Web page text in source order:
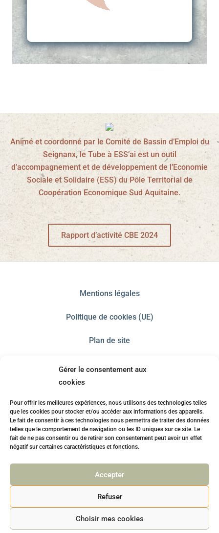
Gérer le consentement aux
cookies
Pour offrir les meilleures expériences, nous utilisons des technologies telles
que les cookies pour stocker et/ou accéder aux informations des appareils.
Le fait de consentir à ces technologies nous permettra de traiter des données
telles que le comportement de navigation ou les ID uniques sur ce site. Le
fait de ne pas consentir ou de retirer son consentement peut avoir un effet
négatif sur certaines caractéristiques et fonctions.
Accepter
Refuser
Choisir mes cookies
Animé et coordonné par le Comité de Bassin d’Emploi du
Seignanx, le Tube à ESS’ai est un outil
d’accompagnement et de développement de l’Economie
Sociale et Solidaire (ESS) du Pôle Territorial de
Coopération Economique Sud Aquitaine.
Rapport d’activité CBE 2024
Mentions légales
Politique de cookies (UE)
Plan de site
© Le Tube à ESS'ai 2017-2025 |WebPlusUn, agence web Pays